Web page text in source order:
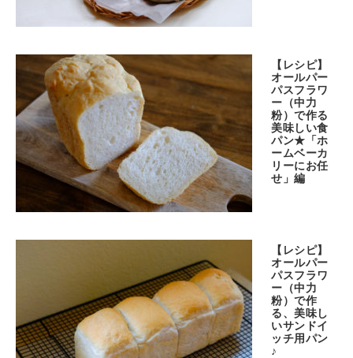
【レシピ】
オールパー
パスフラワ
ー（中力
粉）で作る
美味しい食
パン★「ホ
ームベーカ
リーにお任
せ」編
【レシピ】
オールパー
パスフラワ
ー（中力
粉）で作
る、美味し
いサンドイ
ッチ用パン
♪